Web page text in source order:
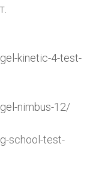
kinetic-4-test-
nimbus-12/
school-test-